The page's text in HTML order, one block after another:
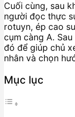
Cuối cùng, sau
người đọc thực
rotuyn, ép cao
cụm càng A.
đó để giúp chủ
nhân và chọn
Mục lục